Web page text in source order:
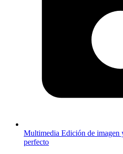
Multimedia Edición de imagen
perfecto